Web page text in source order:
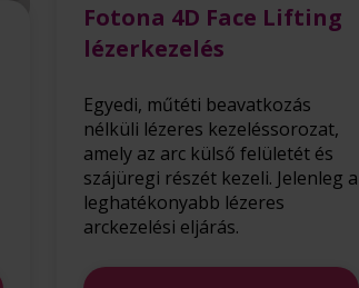
Fotona 4D Face Lifting
lézerkezelés
Egyedi, műtéti beavatkozás
nélküli lézeres kezeléssorozat,
amely az arc külső felületét és
szájüregi részét kezeli. Jelenleg a
leghatékonyabb lézeres
arckezelési eljárás.